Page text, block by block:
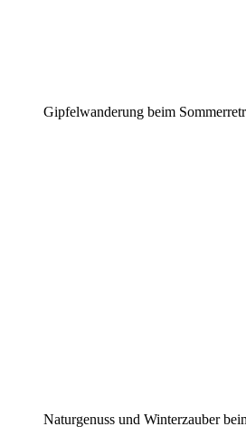
Gipfelwanderung beim
Naturgenuss und Winterzauber